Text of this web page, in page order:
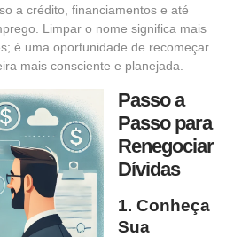
a crédito, financiamentos e até
Limpar o nome significa mais
é uma oportunidade de recomeçar
mais consciente e planejada.
Passo a
Passo para
Renegociar
Dívidas
1. Conheça
Sua